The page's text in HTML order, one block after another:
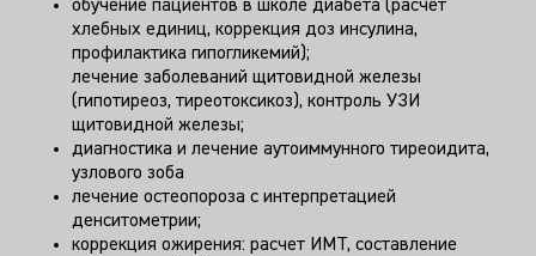
обучение пациентов в школе диабета (расчёт
хлебных единиц, коррекция доз инсулина,
профилактика гипогликемий);
лечение заболеваний щитовидной железы
(гипотиреоз, тиреотоксикоз), контроль УЗИ
щитовидной железы;
диагностика и лечение аутоиммунного тиреоидита,
узлового зоба
лечение остеопороза с интерпретацией
денситометрии;
коррекция ожирения: расчет ИМТ, составление